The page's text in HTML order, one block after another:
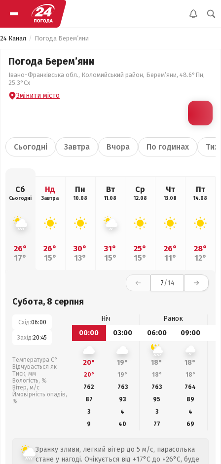
24 Канал Погода Берем’яни
Погода Берем’яни
Івано-Франківська обл., Коломийський район, Берем’яни, 48.6°Пн,
25.3°Сх
Змінити місто
Сьогодні Завтра Вчора По годинах
Сб
Сьогодні
26°
17°
Нд
Завтра
26°
15°
Пн
10.08
30°
13°
Вт
11.08
31°
15°
Ср
12.08
25°
15°
Чт
13.08
26°
11°
Пт
14.08
28°
12°
7/14
Субота, 8 серпня
Схід:06:00
Захід:20:45
Температура С°
Відчувається як
Тиск, мм
Вологість, %
Вітер, м/с
Ймовірність опадів,
%
Ніч
Ранок
00:00
03:00 06:00 09:00
20° 19° 18° 18°
20° 19° 18° 18°
762
763 763 764
87
93 95 89
3
4 3
4
9
40 77 69
Зранку зливи, легкий вітер до 5 м/с, парасолька
стане у нагоді. Очікується від +17°C до +26°C, буде